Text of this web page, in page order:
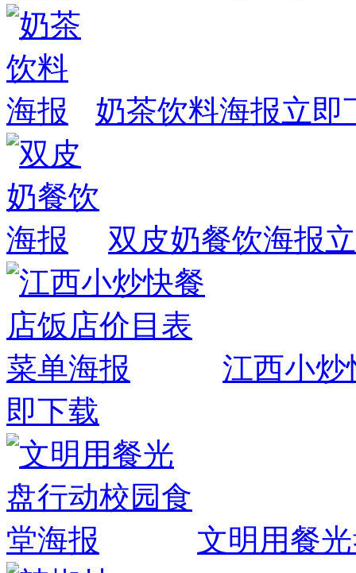
奶茶饮料海报立即
双皮奶餐饮海报
江西小炒
即下载
文明用餐